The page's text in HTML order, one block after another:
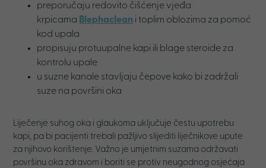
preporučaju redovito čišćenje vjeđa
krpicama Blephaclean i toplim oblozima za pomoć
kod upala
propisuju protuupalne kapi ili blage steroide za
kontrolu upale
u suzne kanale stavljaju čepove kako bi zadržali
suze na površini oka
Liječenje suhog oka i glaukoma uključuje čestu upotrebu
kapi, pa bi pacijenti trebali pažljivo slijediti liječnikove upute
za njihovo korištenje. Važno je umjetnim suzama održavati
površinu oka zdravom i boriti se protiv neugodnog osjećaja